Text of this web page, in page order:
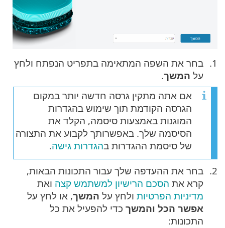
בחר את השפה המתאימה בתפריט הנפתח ולחץ
על המשך.
אם אתה מתקין גרסה חדשה יותר במקום
הגרסה הקודמת תוך שימוש בהגדרות
המוגנות באמצעות סיסמה, הקלד את
הסיסמה שלך. באפשרותך לקבוע את התצורה
של סיסמת ההגדרות בהגדרות גישה.
בחר את ההעדפה שלך עבור התכונות הבאות,
קרא את הסכם הרישיון למשתמש קצה ואת
מדיניות הפרטיות ולחץ על המשך, או לחץ על
אפשר הכל והמשך כדי להפעיל את כל
התכונות: